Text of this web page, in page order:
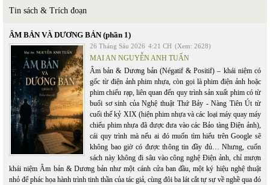
Tin sách & Trích đoạn
ÂM BẢN VÀ DƯƠNG BẢN (phần 1)
26 Tháng Sáu 2026 4:21 CH (Xem: 2628)
MAI AN NGUYỄN ANH TUẤN
Âm bản & Dương bản (Négatif & Positif) – khái niệm có
gốc từ điện ảnh phim nhựa, còn gọi là phim điện ảnh hoặc
phim chiếu rạp, liên quan đến quy trình sản xuất phim có từ
buổi sơ sinh của Nghệ thuật Thứ Bảy - Nàng Tiên Út từ
cuối thế kỷ XIX (hiện phim nhựa và các loại máy quay máy
chiếu phim nhựa đã được đưa vào các Bảo tàng Điện ảnh),
cái quy trình mà nếu ai đó muốn tìm hiểu trên Google sẽ
không bao giờ có được thông tin đầy đủ… Nhưng, cuốn
sách này không đi sâu vào công nghệ Điện ảnh, chỉ mượn
khái niệm Âm bản & Dương bản như một cánh cửa ban đầu, một ký hiệu nghệ thuật
nhỏ để phác họa hành trình tinh thần của tác giả, cùng đôi ba lát cắt tự sự về nghề qua đó